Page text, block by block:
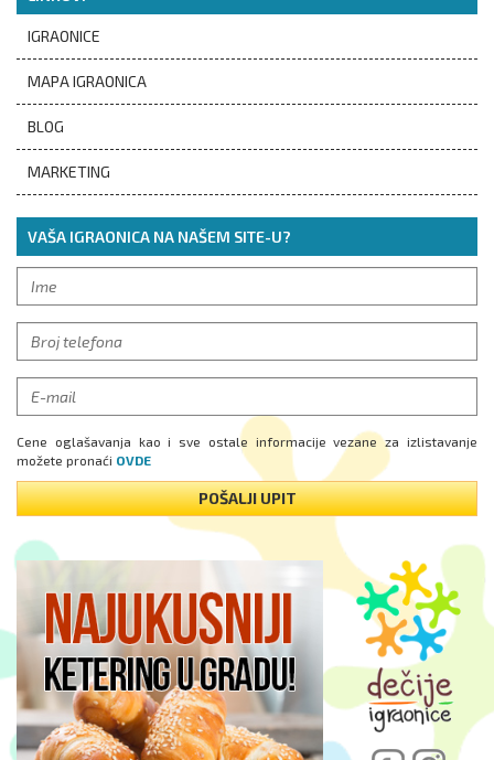
IGRAONICE
MAPA IGRAONICA
BLOG
MARKETING
VAŠA IGRAONICA NA NAŠEM SITE-U?
Cene oglašavanja kao i sve ostale informacije vezane za izlistavanje
možete pronaći OVDE
POŠALJI UPIT